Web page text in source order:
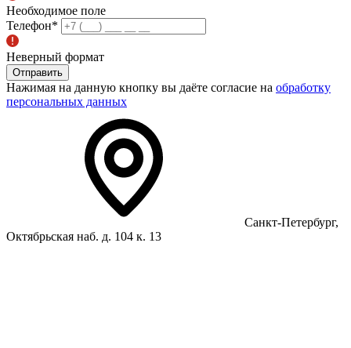
Необходимое поле
Телефон*
Неверный формат
Отправить
Нажимая на данную кнопку вы даёте согласие на обработку
персональных данных
Санкт-Петербург,
Октябрьская наб. д. 104 к. 13